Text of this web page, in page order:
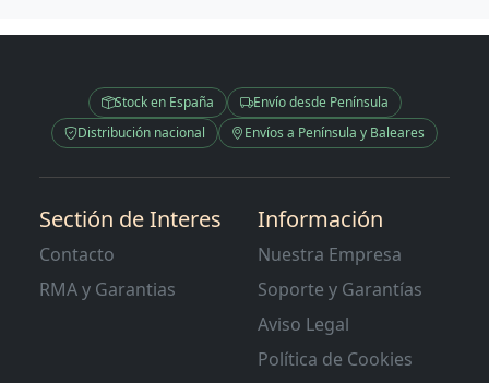
Stock en España
Envío desde Península
Distribución nacional
Envíos a Península y Baleares
Sectión de Interes
Contacto
RMA y Garantias
Información
Nuestra Empresa
Soporte y Garantías
Aviso Legal
Política de Cookies